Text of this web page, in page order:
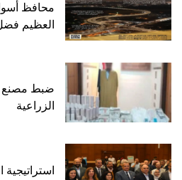
محافظ
العظيم
ضبط مصنع
الزراعية
استراتيجية